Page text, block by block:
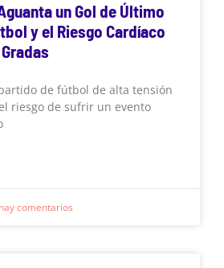
un Gol de Último
y el Riesgo Cardíaco
de fútbol de alta tensión
riesgo de sufrir un evento
comentarios